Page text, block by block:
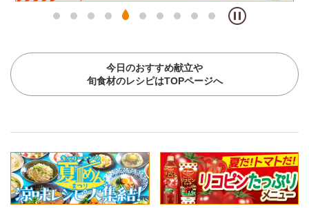
今日のおすすめ献立や
旬食材のレシピはTOPページへ